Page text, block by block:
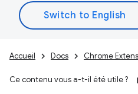
Accueil Docs Chrome
Ce contenu vous a-t-il été utile ?